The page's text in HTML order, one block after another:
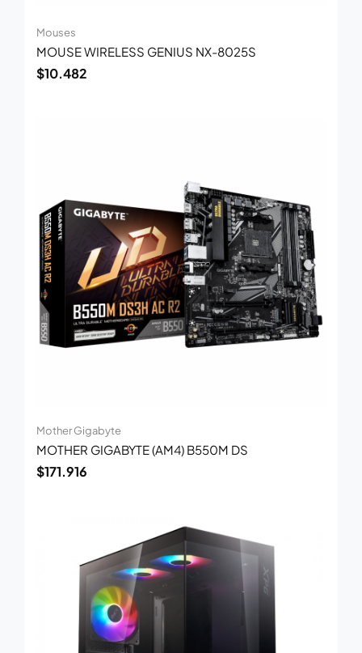
Mouses
MOUSE WIRELESS GENIUS NX-8025S
$10.482
Mother Gigabyte
MOTHER GIGABYTE (AM4) B550M DS
$171.916